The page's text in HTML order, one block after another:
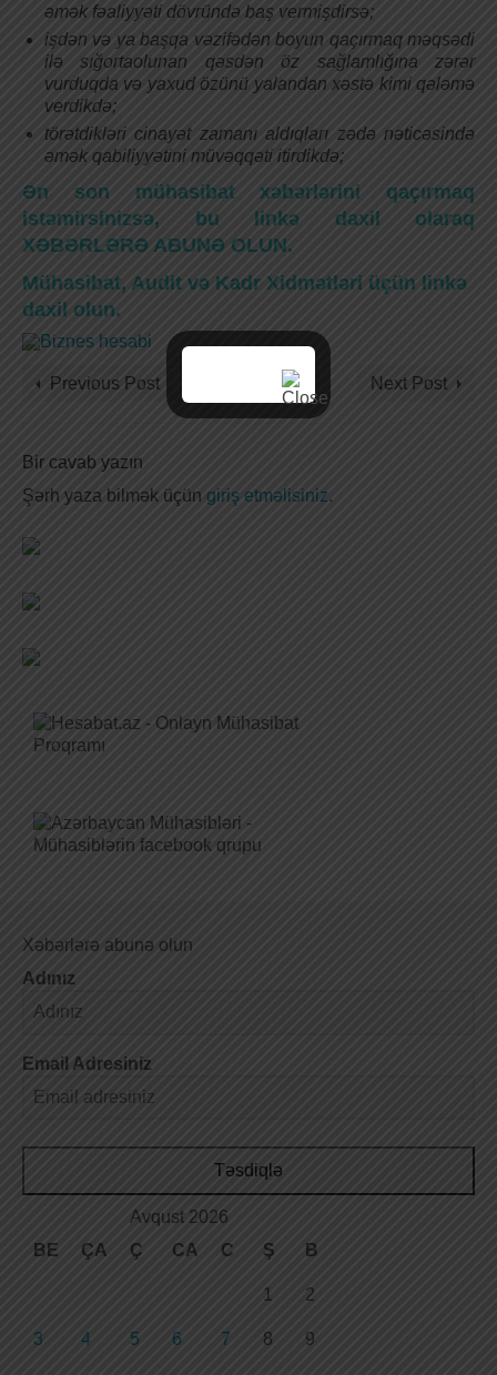
əmək fəaliyyəti dövründə baş vermişdirsə;
işdən və ya başqa vəzifədən boyun qaçırmaq məqsədi
ilə sığortaolunan qəsdən öz sağlamlığına zərər
vurduqda və yaxud özünü yalandan xəstə kimi qələmə
verdikdə;
törətdikləri cinayət zamanı aldıqları zədə nəticəsində
əmək qabiliyyətini müvəqqəti itirdikdə;
Ən son mühasibat xəbərlərini qaçırmaq
istəmirsinizsə, bu linkə daxil olaraq
XƏBƏRLƏRƏ ABUNƏ OLUN.
Mühasibat, Audit və Kadr Xidmətləri üçün linkə
daxil olun.
Previous Post Next Post
Bir cavab yazın
Şərh yaza bilmək üçün giriş etməlisiniz.
Xəbərlərə abunə olun
Adınız
Email Adresiniz
Təsdiqlə
Avqust 2026
BE
ÇA Ç CA C Ş B
1 2
3 4 5 6 7 8 9